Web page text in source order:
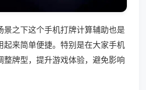
景之下这个手机打牌计算辅助也是
起来简单便捷。特别是在大家手机
整牌型，提升游戏体验，避免影响